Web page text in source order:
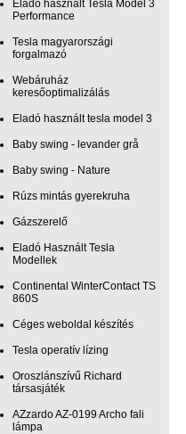
Eladó használt Tesla Model 3
Performance
Tesla magyarországi
forgalmazó
Webáruház
keresőoptimalizálás
Eladó használt tesla model 3
Baby swing - levander grå
Baby swing - Nature
Rúzs mintás gyerekruha
Gázszerelő
Eladó Használt Tesla
Modellek
Continental WinterContact TS
860S
Céges weboldal készítés
Tesla operatív lízing
Oroszlánszívű Richard
társasjáték
AZzardo AZ-0199 Archo fali
lámpa